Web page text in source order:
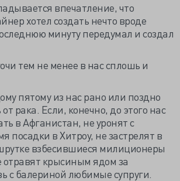
впечатление, что
хотел создать нечто вроде
минуту передумал и создал
тем не менее в нас сплошь и
пятому из нас рано или поздно
рака. Если, конечно, до этого нас
в Афганистан, не уронят с
посадки в Хитроу, не застрелят в
взбесившиеся милиционеры
крысиным ядом за
с балериной любимые супруги.